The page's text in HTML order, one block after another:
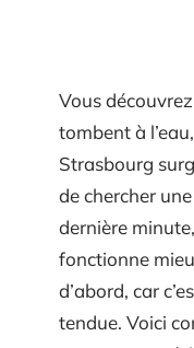
Vous
tombent à
Strasbourg
de chercher
dernière
fonctionne
d’abord, car
tendue. Voici